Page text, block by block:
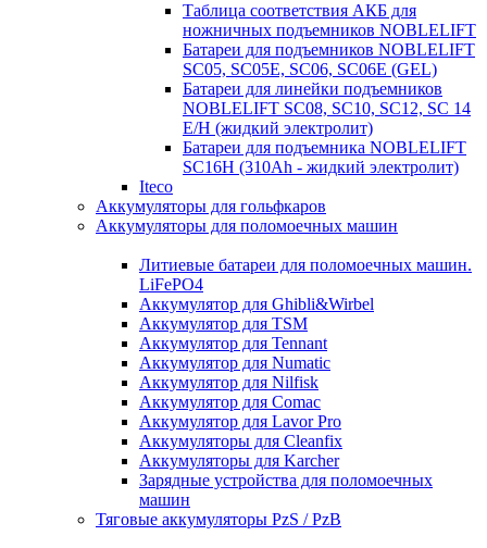
Таблица соответствия АКБ для
ножничных подъемников NOBLELIFT
Батареи для подъемников NOBLELIFT
SC05, SC05E, SC06, SC06E (GEL)
Батареи для линейки подъемников
NOBLELIFT SC08, SC10, SC12, SC 14
E/H (жидкий электролит)
Батареи для подъемника NOBLELIFT
SC16H (310Ah - жидкий электролит)
Iteco
Аккумуляторы для гольфкаров
Аккумуляторы для поломоечных машин
Литиевые батареи для поломоечных машин.
LiFePO4
Аккумулятор для Ghibli&Wirbel
Аккумулятор для TSM
Аккумулятор для Tennant
Аккумулятор для Numatic
Аккумулятор для Nilfisk
Аккумулятор для Comac
Аккумулятор для Lavor Pro
Аккумуляторы для Cleanfix
Аккумуляторы для Karcher
Зарядные устройства для поломоечных
машин
Тяговые аккумуляторы PzS / PzB